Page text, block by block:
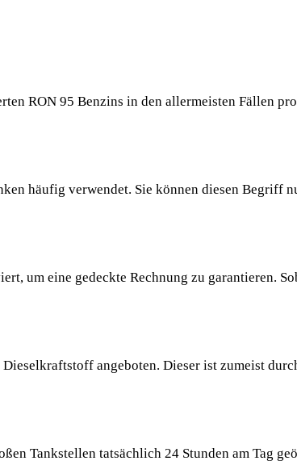
RON 95 Benzins in den allermeisten Fällen
häufig verwendet. Sie können diesen Begriff
um eine gedeckte Rechnung zu garantieren.
angeboten. Dieser ist zumeist
Tankstellen tatsächlich 24 Stunden am Tag